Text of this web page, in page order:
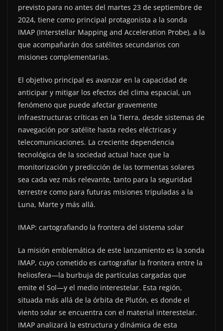
previsto para no antes del martes 23 de septiembre de
2024, tiene como principal protagonista a la sonda
IMAP (Interstellar Mapping and Acceleration Probe), a la
que acompañarán dos satélites secundarios con
misiones complementarias.
El objetivo principal es avanzar en la capacidad de
anticipar y mitigar los efectos del clima espacial, un
fenómeno que puede afectar gravemente
infraestructuras críticas en la Tierra, desde sistemas de
navegación por satélite hasta redes eléctricas y
telecomunicaciones. La creciente dependencia
tecnológica de la sociedad actual hace que la
monitorización y predicción de las tormentas solares
sea cada vez más relevante, tanto para la seguridad
terrestre como para futuras misiones tripuladas a la
Luna, Marte y más allá.
IMAP: cartografiando la frontera del sistema solar
La misión emblemática de este lanzamiento es la sonda
IMAP, cuyo cometido es cartografiar la frontera entre la
heliosfera—la burbuja de partículas cargadas que
emite el Sol—y el medio interestelar. Esta región,
situada más allá de la órbita de Plutón, es donde el
viento solar se encuentra con el material interestelar.
IMAP analizará la estructura y dinámica de esta